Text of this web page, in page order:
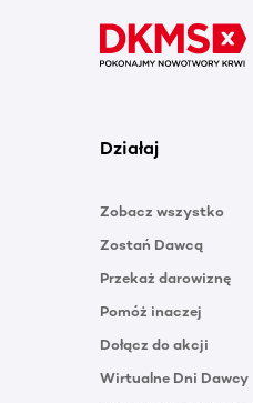
Działaj
Zobacz wszystko
Zostań Dawcą
Przekaż darowiznę
Pomóż inaczej
Dołącz do akcji
Wirtualne Dni Dawcy